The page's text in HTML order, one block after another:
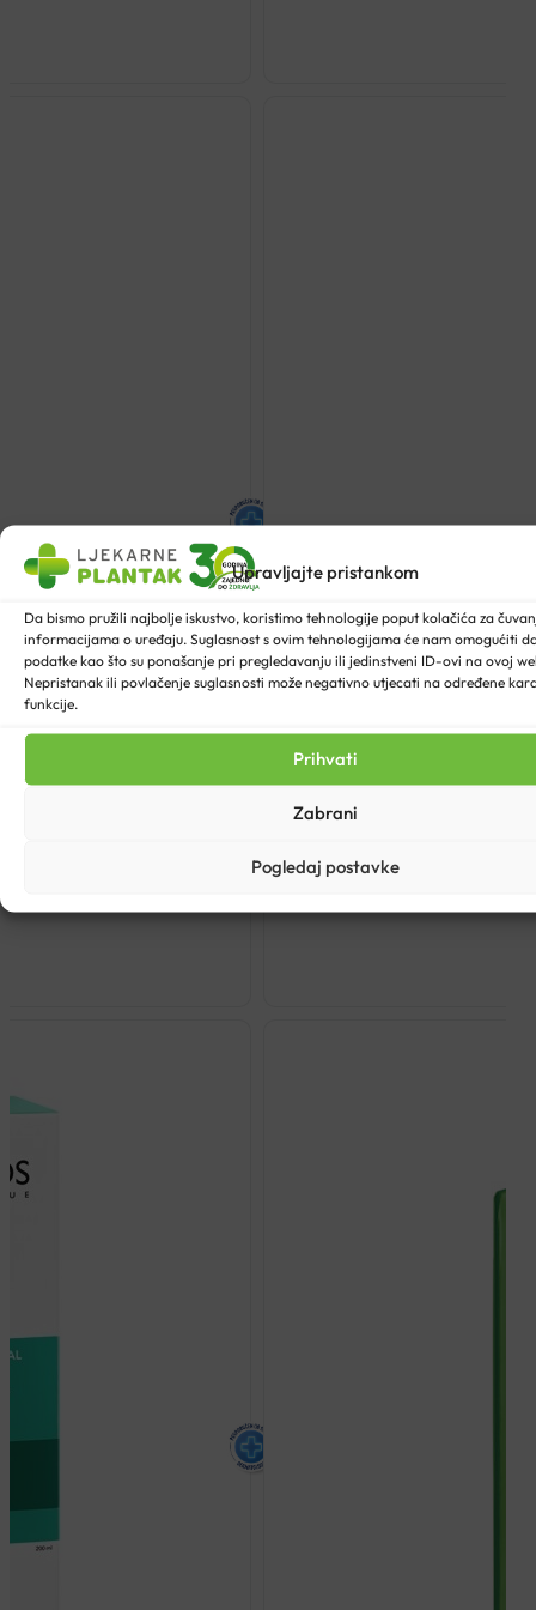
Upravljajte pristankom
Da bismo pružili najbolje iskustvo, koristimo tehnologije poput kolačića za
informacijama o uređaju. Suglasnost s ovim tehnologijama će nam omogućiti
podatke kao što su ponašanje pri pregledavanju ili jedinstveni ID-ovi na ovoj
Nepristanak ili povlačenje suglasnosti može negativno utjecati na određene
funkcije.
Prihvati
Zabrani
Pogledaj postavke